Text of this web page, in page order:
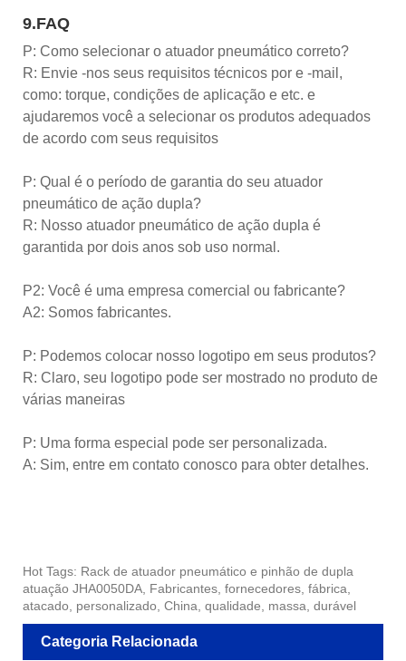
9.FAQ
P: Como selecionar o atuador pneumático correto?
R: Envie -nos seus requisitos técnicos por e -mail,
como: torque, condições de aplicação e etc. e
ajudaremos você a selecionar os produtos adequados
de acordo com seus requisitos
P: Qual é o período de garantia do seu atuador
pneumático de ação dupla?
R: Nosso atuador pneumático de ação dupla é
garantida por dois anos sob uso normal.
P2: Você é uma empresa comercial ou fabricante?
A2: Somos fabricantes.
P: Podemos colocar nosso logotipo em seus produtos?
R: Claro, seu logotipo pode ser mostrado no produto de
várias maneiras
P: Uma forma especial pode ser personalizada.
A: Sim, entre em contato conosco para obter detalhes.
Hot Tags: Rack de atuador pneumático e pinhão de dupla
atuação JHA0050DA, Fabricantes, fornecedores, fábrica,
atacado, personalizado, China, qualidade, massa, durável
Categoria Relacionada